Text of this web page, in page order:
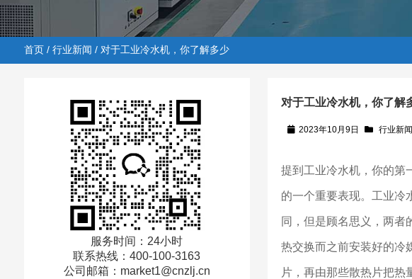
行业新闻/ 对于工业冷水机，你了解多少
首页/ 行业新闻 / 对于工业冷水机，你了解多少
对于工业冷水机，你了解
2023年10月9日 行业新闻
提到工业冷水机，你的第
的一个重要表现。工业冷
同，但是顾名思义，两者
热交换而之前安装好的冷
片，再由那些散热片把热
服务时间：24小时
联系热线：400-100-3163
公司邮箱：market1@cnzlj.cn